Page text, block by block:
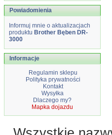
Powiadomienia
Informuj mnie o aktualizacjach
produktu Brother Bęben DR-
3000
Informacje
Regulamin sklepu
Polityka prywatności
Kontakt
Wysyłka
Dlaczego my?
Mapka dojazdu